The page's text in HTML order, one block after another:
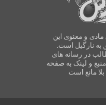
و معنوی این
به نارگیل است.
در رسانه های
و لینک به صفحه
مانع است